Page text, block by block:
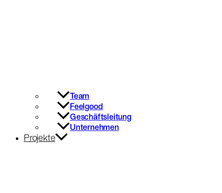
Team
Feelgood
Geschäftsleitung
Unternehmen
Projekte